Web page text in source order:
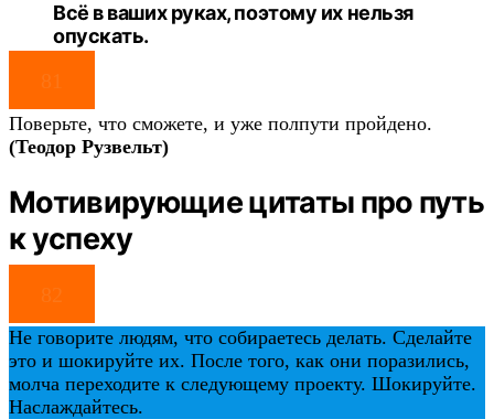
Всё в ваших руках, поэтому их нельзя
опускать.
81
Поверьте, что сможете, и уже полпути пройдено.
(Теодор Рузвельт)
Мотивирующие цитаты про путь
к успеху
82
Не говорите людям, что собираетесь делать. Сделайте
это и шокируйте их. После того, как они поразились,
молча переходите к следующему проекту. Шокируйте.
Наслаждайтесь.